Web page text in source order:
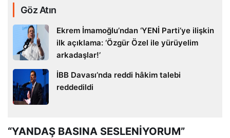
Göz Atın
Ekrem İmamoğlu’ndan ‘YENİ Parti’ye ilişkin
ilk açıklama: ‘Özgür Özel ile yürüyelim
arkadaşlar!’
İBB Davası’nda reddi hâkim talebi
reddedildi
“YANDAŞ BASINA SESLENİYORUM”